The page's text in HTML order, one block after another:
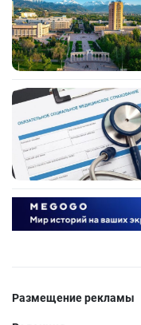
Размещение рекламы